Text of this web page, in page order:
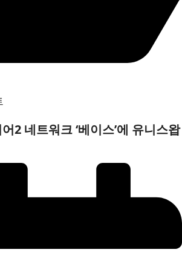
2 네트워크 ‘베이스’에 유니스왑